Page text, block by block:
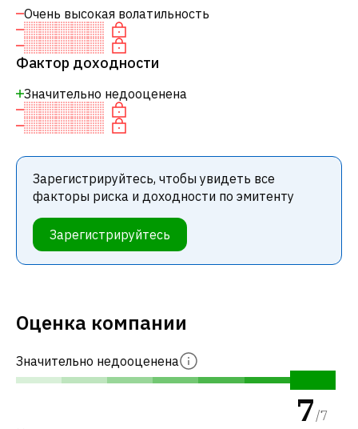
Очень высокая волатильность
Фактор доходности
Значительно недооценена
Зарегистрируйтесь, чтобы увидеть все
факторы риска и доходности по эмитенту
Зарегистрируйтесь
Оценка компании
Значительно недооценена
7/7